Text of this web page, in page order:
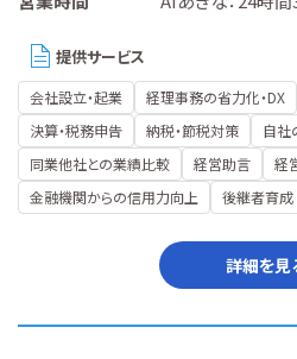
提供サービス
会社設立・起業 経理事務の省力化・DX
決算・税務申告
納税・節税対策 自社
同業他社との業績比較
経営助言
経
金融機関からの信用力向上
後継者育成
詳細を見